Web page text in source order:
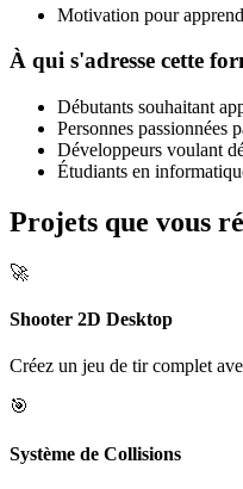
Motivation pour
À qui s'adresse cette
Débutants souhaitant
Personnes passionnées
Développeurs voulant
Étudiants en
Projets que vous
🚀
Shooter 2D Desktop
Créez un jeu de tir complet
🎯
Système de Collisions